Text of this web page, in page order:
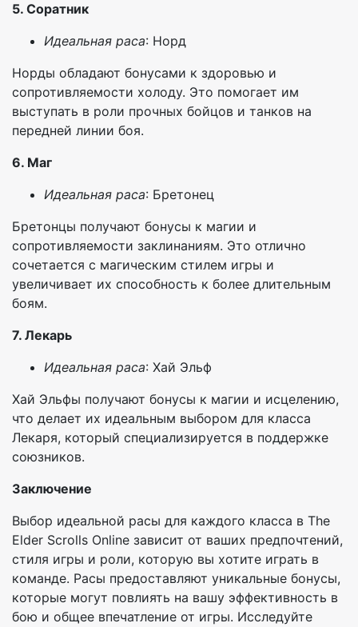
5. Соратник
Идеальная раса: Норд
Норды обладают бонусами к здоровью и
сопротивляемости холоду. Это помогает им
выступать в роли прочных бойцов и танков на
передней линии боя.
6. Маг
Идеальная раса: Бретонец
Бретонцы получают бонусы к магии и
сопротивляемости заклинаниям. Это отлично
сочетается с магическим стилем игры и
увеличивает их способность к более длительным
боям.
7. Лекарь
Идеальная раса: Хай Эльф
Хай Эльфы получают бонусы к магии и исцелению,
что делает их идеальным выбором для класса
Лекаря, который специализируется в поддержке
союзников.
Заключение
Выбор идеальной расы для каждого класса в The
Elder Scrolls Online зависит от ваших предпочтений,
стиля игры и роли, которую вы хотите играть в
команде. Расы предоставляют уникальные бонусы,
которые могут повлиять на вашу эффективность в
бою и общее впечатление от игры. Исследуйте